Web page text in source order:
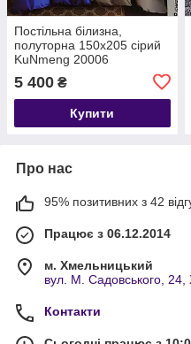
Постільна білизна,
полуторна 150х205 сірий
KuNmeng 20006
5 400 ₴
Купити
Про нас
95% позитивних з 42
Працює з 06.12.2014
м. Хмельницький
вул. М. Садовського, 24,
Контакти